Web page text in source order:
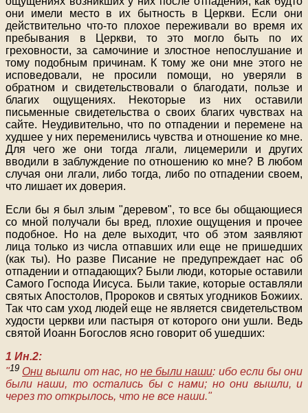
они имели место в их бытность в Церкви. Если они
действительно что-то плохое переживали во время их
пребывания в Церкви, то это могло быть по их
греховности, за самочиние и злостное непослушание и
тому подобным причинам. К тому же они мне этого не
исповедовали, не просили помощи, но уверяли в
обратном и свидетельствовали о благодати, пользе и
благих ощущениях. Некоторые из них оставили
письменные свидетельства о своих благих чувствах на
сайте. Неудивительно, что по отпадении и перемене на
худшее у них переменились чувства и отношение ко мне.
Для чего же они тогда лгали, лицемерили и других
вводили в заблуждение по отношению ко мне? В любом
случая они лгали, либо тогда, либо по отпадении своем,
что лишает их доверия.
Если бы я был злым "деревом", то все бы общающиеся
со мной получали бы вред, плохие ощущения и прочее
подобное. Но на деле выходит, что об этом заявляют
лица только из числа отпавших или еще не пришедших
(как ты). Но разве Писание не предупреждает нас об
отпадении и отпадающих? Были люди, которые оставили
Самого Господа Иисуса. Были такие, которые оставляли
святых Апостолов, Пророков и святых угодников Божиих.
Так что сам уход людей еще не является свидетельством
худости церкви или пастыря от которого они ушли. Ведь
святой Иоанн Богослов ясно говорит об ушедших:
1 Ин.2:
"19 Они вышли от нас, ноне были наши: ибо если бы они
были наши, то остались бы с нами; но они вышли, и
через то открылось, что не все наши."